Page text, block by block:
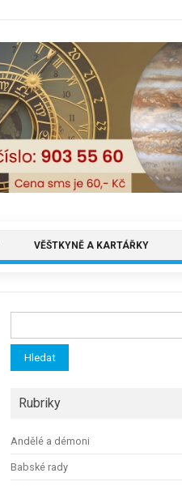
VĚŠTKYNĚ A KARTÁŘKY
Rubriky
Andělé a démoni
Babské rady